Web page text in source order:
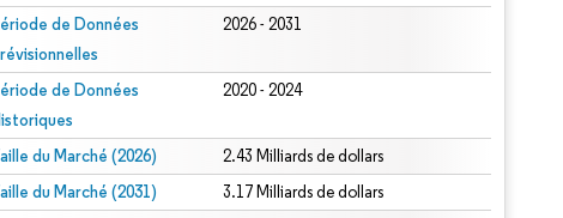
de Données
2026 - 2031
de Données
2020 - 2024
du Marché (2026) 2.43 Milliards de dollars
du Marché (2031) 3.17 Milliards de dollars
attribution sous CC BY 4.0.